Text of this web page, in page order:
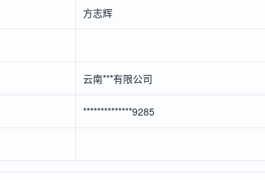
方志辉
云南***有限公司
**************9285